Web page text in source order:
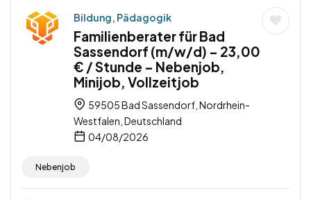
Bildung, Pädagogik
Familienberater für Bad
Sassendorf (m/w/d) – 23,00
€ / Stunde – Nebenjob,
Minijob, Vollzeitjob
59505 Bad Sassendorf, Nordrhein-
Westfalen, Deutschland
04/08/2026
Nebenjob